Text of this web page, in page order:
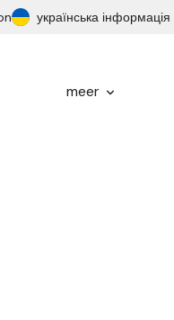
українська інформація
meer